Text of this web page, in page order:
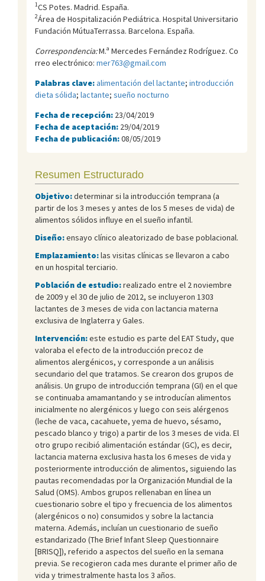
1CS Potes. Madrid. España.
2Área de Hospitalización Pediátrica. Hospital Universitario
Fundación MútuaTerrassa. Barcelona. España.
Correspondencia:M.ª Mercedes Fernández Rodríguez. Co
rreo electrónico: mer763@gmail.com
Palabras clave:alimentación del lactante; introducción
dieta sólida; lactante; sueño nocturno
Fecha de recepción: 23/04/2019
Fecha de aceptación: 29/04/2019
Fecha de publicación:08/05/2019
Resumen Estructurado
Objetivo:determinar si la introducción temprana (a
partir de los 3 meses y antes de los 5 meses de vida) de
alimentos sólidos influye en el sueño infantil.
Diseño:ensayo clínico aleatorizado de base poblacional.
Emplazamiento:las visitas clínicas se llevaron a cabo
en un hospital terciario.
Población de estudio:realizado entre el 2 noviembre
de 2009 y el 30 de julio de 2012, se incluyeron 1303
lactantes de 3 meses de vida con lactancia materna
exclusiva de Inglaterra y Gales.
Intervención:este estudio es parte del EAT Study, que
valoraba el efecto de la introducción precoz de
alimentos alergénicos, y corresponde a un análisis
secundario del que tratamos. Se crearon dos grupos de
análisis. Un grupo de introducción temprana (GI) en el que
se continuaba amamantando y se introducían alimentos
inicialmente no alergénicos y luego con seis alérgenos
(leche de vaca, cacahuete, yema de huevo, sésamo,
pescado blanco y trigo) a partir de los 3 meses de vida. El
otro grupo recibió alimentación estándar (GC), es decir,
lactancia materna exclusiva hasta los 6 meses de vida y
posteriormente introducción de alimentos, siguiendo las
pautas recomendadas por la Organización Mundial de la
Salud (OMS). Ambos grupos rellenaban en línea un
cuestionario sobre el tipo y frecuencia de los alimentos
(alergénicos o no) consumidos y sobre la lactancia
materna. Además, incluían un cuestionario de sueño
estandarizado (The Brief Infant Sleep Questionnaire
[BRISQ]), referido a aspectos del sueño en la semana
previa. Se recogieron cada mes durante el primer año de
vida y trimestralmente hasta los 3 años.